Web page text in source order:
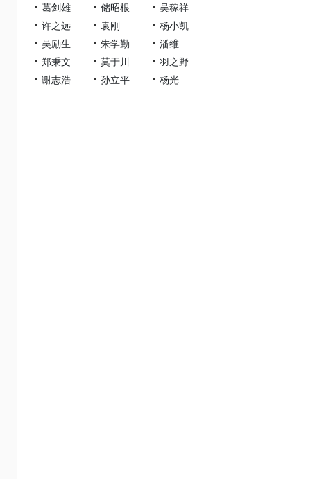
葛剑雄
储昭根
吴稼祥
许之远
袁刚
杨小凯
吴励生
朱学勤
潘维
郑秉文
莫于川
羽之野
谢志浩
孙立平 杨光